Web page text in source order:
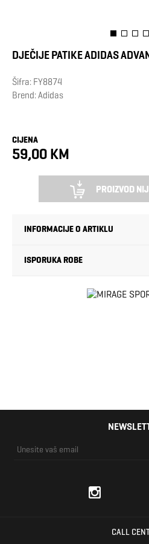
DJEČIJE PATIKE ADIDAS
Šifra: FY8874
Brend:Adidas
CIJENA
59,00 KM
PROIZVOD
INFORMACIJE O ARTIKLU
ISPORUKA ROBE
CALL